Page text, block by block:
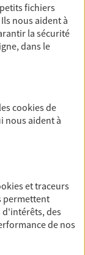
Le
en
Vie
en herbe
l'abri d'un
votre
Un contrat
pro,
fichiers
Ils nous aident à
la sécurité
dans le
cookiesde
nous aident à
et traceurs
permettent
d'intérêts, des
de nos